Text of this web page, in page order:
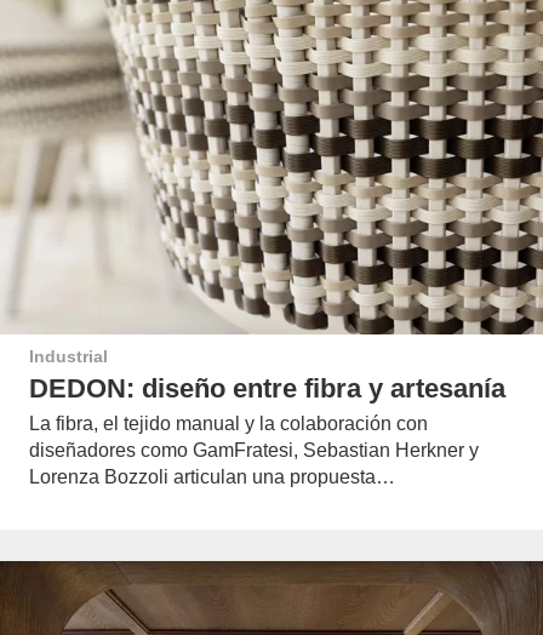
Industrial
DEDON: diseño entre fibra y artesanía
La fibra, el tejido manual y la colaboración con
diseñadores como GamFratesi, Sebastian Herkner y
Lorenza Bozzoli articulan una propuesta…